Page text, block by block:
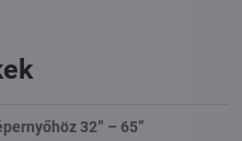
32” – 65”